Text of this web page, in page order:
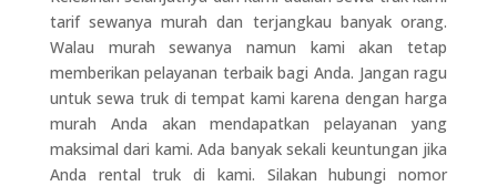
tarif sewanya murah dan terjangkau banyak orang.
Walau murah sewanya namun kami akan tetap
memberikan pelayanan terbaik bagi Anda. Jangan ragu
untuk sewa truk di tempat kami karena dengan harga
murah Anda akan mendapatkan pelayanan yang
maksimal dari kami. Ada banyak sekali keuntungan jika
Anda rental truk di kami. Silakan hubungi nomor